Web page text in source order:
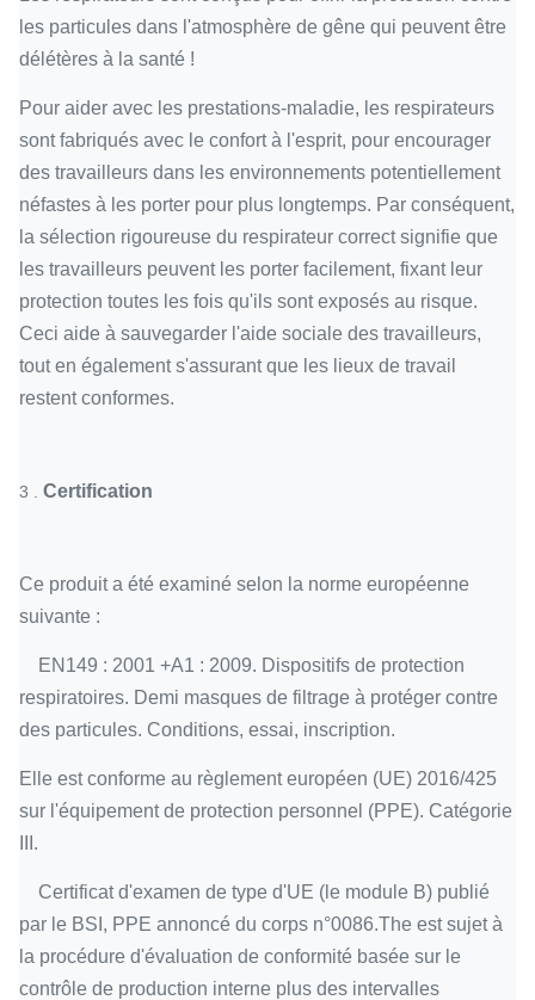
les particules dans l'atmosphère de gêne qui peuvent être
délétères à la santé !
Pour aider avec les prestations-maladie, les respirateurs
sont fabriqués avec le confort à l'esprit, pour encourager
des travailleurs dans les environnements potentiellement
néfastes à les porter pour plus longtemps. Par conséquent,
la sélection rigoureuse du respirateur correct signifie que
les travailleurs peuvent les porter facilement, fixant leur
protection toutes les fois qu'ils sont exposés au risque.
Ceci aide à sauvegarder l'aide sociale des travailleurs,
tout en également s'assurant que les lieux de travail
restent conformes.
3 . Certification
Ce produit a été examiné selon la norme européenne
suivante :
EN149 : 2001 +A1 : 2009. Dispositifs de protection
respiratoires. Demi masques de filtrage à protéger contre
des particules. Conditions, essai, inscription.
Elle est conforme au règlement européen (UE) 2016/425
sur l'équipement de protection personnel (PPE). Catégorie
III.
Certificat d'examen de type d'UE (le module B) publié
par le BSI, PPE annoncé du corps n°0086.The est sujet à
la procédure d'évaluation de conformité basée sur le
contrôle de production interne plus des intervalles